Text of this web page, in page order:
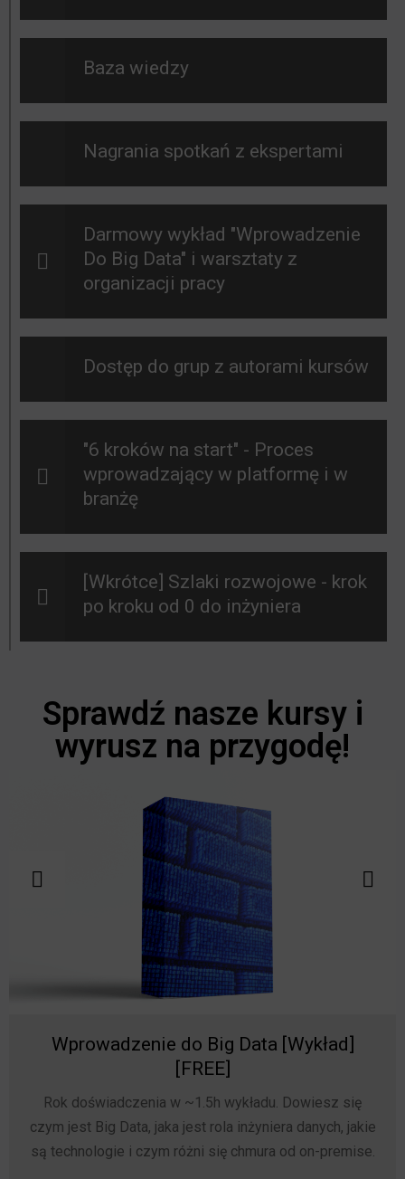
Baza wiedzy
Nagrania spotkań z ekspertami
Darmowy wykład "Wprowadzenie
Do Big Data" i warsztaty z
organizacji pracy
Dostęp do grup z autorami kursów
"6 kroków na start" - Proces
wprowadzający w platformę i w
branżę
[Wkrótce] Szlaki rozwojowe - krok
po kroku od 0 do inżyniera
Sprawdź nasze kursy i
wyrusz na przygodę!
Wprowadzenie do Big Data [Wykład]
[FREE]
Rok doświadczenia w ~1.5h wykładu. Dowiesz się
czym jest Big Data, jaka jest rola inżyniera danych, jakie
są technologie i czym różni się chmura od on-premise.